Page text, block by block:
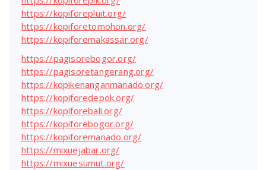
https://kopiforepluit.org/
https://kopiforetomohon.org/
https://kopiforemakassar.org/
https://pagisorebogor.org/
https://pagisoretangerang.org/
https://kopikenanganmanado.org/
https://kopiforedepok.org/
https://kopiforebali.org/
https://kopiforebogor.org/
https://kopiforemanado.org/
https://mixuejabar.org/
https://mixuesumut.org/